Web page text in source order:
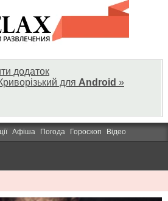
додаток
для Android »
Афіша Погода Гороскоп Відео